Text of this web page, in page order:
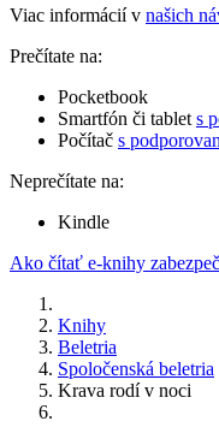
Viac informácií v našich
Prečítate na:
Pocketbook
Smartfón či tablet s
Počítač s
Neprečítate na:
Kindle
Ako čítať e-knihy
Knihy
Beletria
Spoločenská beletria
Krava rodí v noci